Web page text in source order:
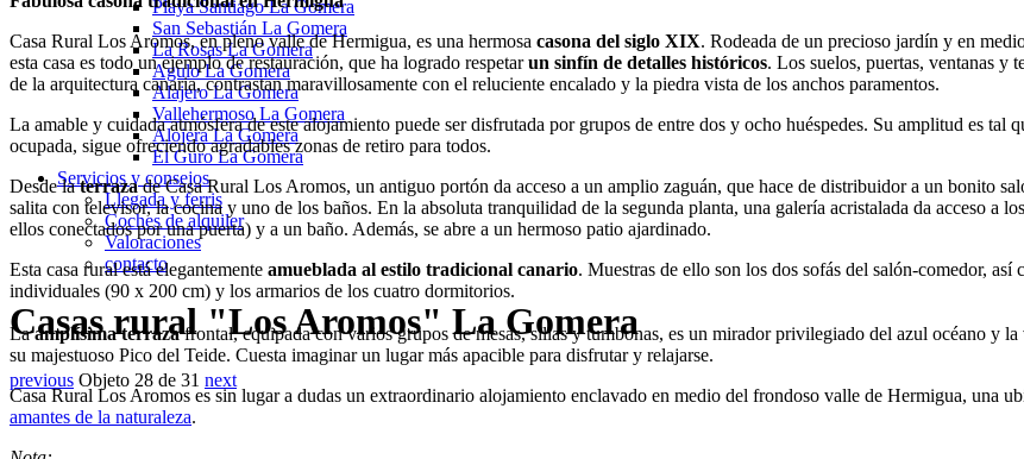
Playa Santiago La Gomera
San Sebastián La Gomera
La Rosas La Gomera
Agulo La Gomera
Alajero La Gomera
Vallehermoso La Gomera
Alojera La Gomera
El Guro La Gomera
Servicios y consejos
Llegada y ferris
Coches de alquiler
Valoraciones
contacto
Casas rural "Los Aromos" La Gomera
previous Objeto 28 de 31 next
Casa Rural Los Aromos, en pleno valle de Hermigua, es una hermosa casona del siglo XIX. Rodeada de un precioso jardín y en
esta casa es todo un ejemplo de restauración, que ha logrado respetarun sinfín de detalles históricos. Los suelos, puertas, ventanas y
de la arquitectura canaria, contrastan maravillosamente con el reluciente encalado y la piedra vista de los anchos paramentos.
La amable y cuidada atmósfera de este alojamiento puede ser disfrutada por grupos de entre dos y ocho huéspedes. Su amplitud es tal
ocupada, sigue ofreciendo agradables zonas de retiro para todos.
Desde laterrazade Casa Rural Los Aromos, un antiguo portón da acceso a un amplio zaguán, que hace de distribuidor a un bonito
salita con televisor, la cocina y uno de los baños. En la absoluta tranquilidad de la segunda planta, una galería acristalada da acceso a
ellos conectados por una puerta) y a un baño. Además, se abre a un hermoso patio ajardinado.
Esta casa rural está elegantemente amueblada al estilo tradicional canario. Muestras de ello son los dos sofás del salón-comedor, así
individuales (90 x 200 cm) y los armarios de los cuatro dormitorios.
Laamplísima terrazafrontal, equipada con varios grupos de mesas, sillas y tumbonas, es un mirador privilegiado del azul océano y
su majestuoso Pico del Teide. Cuesta imaginar un lugar más apacible para disfrutar y relajarse.
Casa Rural Los Aromos es sin lugar a dudas un extraordinario alojamiento enclavado en medio del frondoso valle de Hermigua, una
amantes de la naturaleza.